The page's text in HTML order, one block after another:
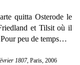
quitta Osterode le
et Tilsit où il
peu de temps…
1807, Paris, 2006